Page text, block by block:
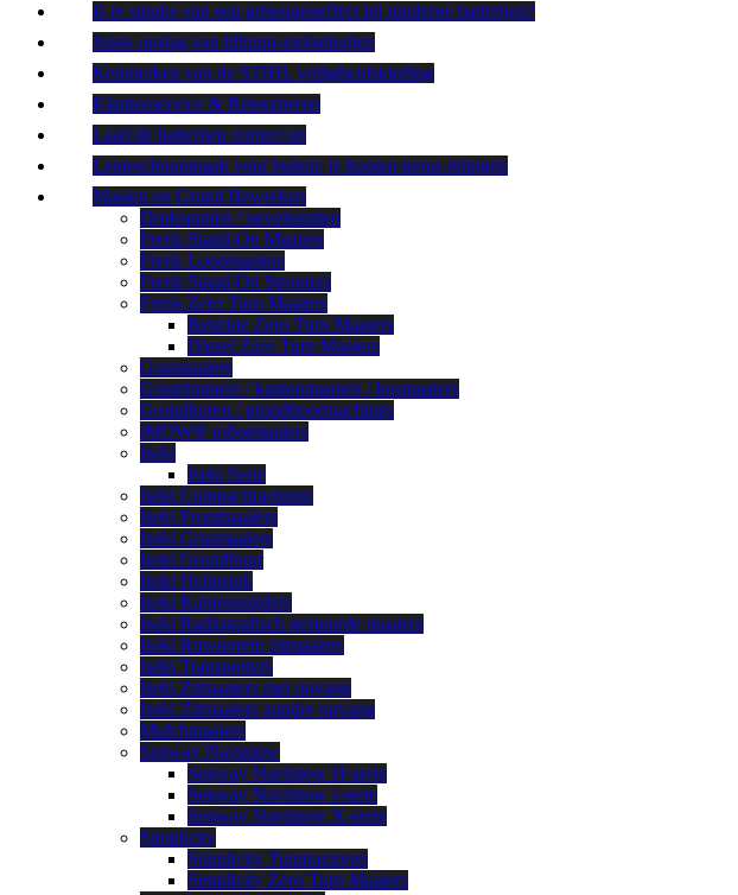
Is er sprake van een geheugeneffect bij moderne batterijen?
Juiste opslag van lithium-ionbatterijen
Kenmerken van de STIHL veiligheidskleding
Klantenservice & Retourneren
Laad de batterijen correct op
Lenteschoonmaak voor buiten: je houten terras reinigen
Maaien en Grond Bewerken
Drukspuiten / nevelspuiten
Ferris Stand-On Maaiers
Ferris Loopmaaiers
Ferris Stand-On Strooiers
Ferris Zero Turn Maaiers
Benzine Zero Turn Maaiers
Diesel Zero Turn Maaiers
Grasmaaiers
Grastrimmers / kantenmaaiers / bosmaaiers
Grondboren / grondboormachines
iMOW® robotmaaiers
Iseki
Iseki Serie
Iseki Compacttractoren
Iseki Frontmaaiers
Iseki Grasmaaiers
Iseki Grondboor
Iseki Helmstok
Iseki Kantensnijders
Iseki Radiografisch gestuurde maaiers
Iseki Ruwterrein zitmaaiers
Iseki Transporters
Iseki Zitmaaiers met opvang
Iseki Zitmaaiers zonder opvang
Mulchmaaiers
Segway Navimow
Segway Navimow H-serie
Segway Navimow i-serie
Segway Navimow X-serie
Simplicity
Simplicity Tuintractoren
Simplicity Zero Turn Maaiers